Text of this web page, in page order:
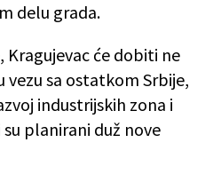
delu grada.
će dobiti ne
vezu sa ostatkom Srbije,
industrijskih zona i
planirani duž nove